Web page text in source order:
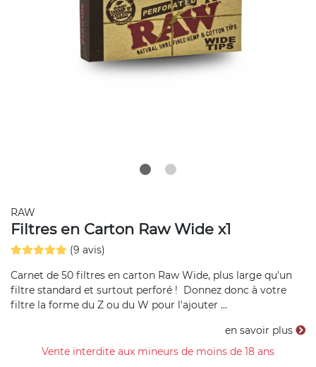
RAW
Filtres en Carton Raw Wide x1
(9 avis)
Carnet de 50 filtres en carton Raw Wide, plus large qu'un
filtre standard et surtout perforé ! Donnez donc à votre
filtre la forme du Z ou du W pour l'ajouter ...
en savoir plus
Vente interdite aux mineurs de moins de 18 ans